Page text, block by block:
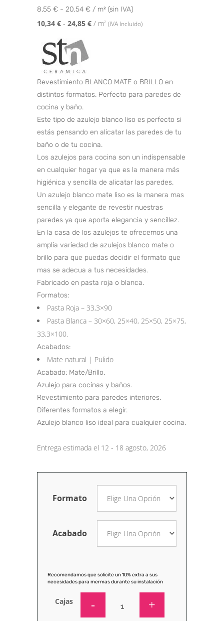
8,55 € - 20,54 € / m² (sin IVA)
10,34 € - 24,85 € / m2 (IVA Incluido)
Revestimiento BLANCO MATE o BRILLO en
distintos formatos. Perfecto para paredes de
cocina y baño.
Este tipo de azulejo blanco liso es perfecto si
estás pensando en alicatar las paredes de tu
baño o de tu cocina.
Los azulejos para cocina son un indispensable
en cualquier hogar ya que es la manera más
higiénica y sencilla de alicatar las paredes.
Un azulejo blanco mate liso es la manera mas
sencilla y elegante de revestir nuestras
paredes ya que aporta elegancia y sencillez.
En la casa de los azulejos te ofrecemos una
amplia variedad de azulejos blanco mate o
brillo para que puedas decidir el formato que
mas se adecua a tus necesidades.
Fabricado en pasta roja o blanca.
Formatos:
Pasta Roja – 33,3×90
Pasta Blanca – 30×60, 25×40, 25×50, 25×75,
33,3×100.
Acabados:
Mate natural | Pulido
Acabado: Mate/Brillo.
Azulejo para cocinas y baños.
Revestimiento para paredes interiores.
Diferentes formatos a elegir.
Azulejo blanco liso ideal para cualquier cocina.
Entrega estimada el 12 - 18 agosto, 2026
Formato
Acabado
Recomendamos que solicite un 10% extra a sus
necesidades para mermas durante su instalación
Cajas